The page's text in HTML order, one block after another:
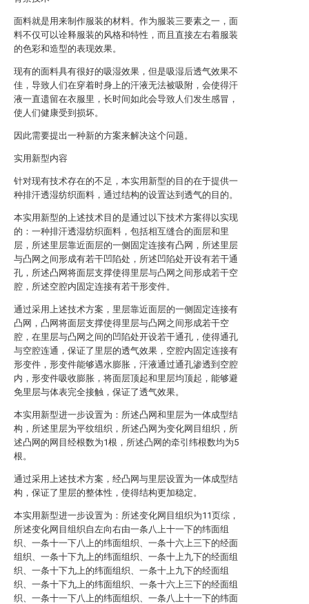
面料就是用来制作服装的材料。作为服装三要素之一，面
料不仅可以诠释服装的风格和特性，而且直接左右着服装
的色彩和造型的表现效果。
现有的面料具有很好的吸湿效果，但是吸湿后透气效果不
佳，导致人们在穿着时身上的汗液无法被吸附，会使得汗
液一直遗留在衣服里，长时间如此会导致人们发生感冒，
使人们健康受到损坏。
因此需要提出一种新的方案来解决这个问题。
实用新型内容
针对现有技术存在的不足，本实用新型的目的在于提供一
种排汗透湿纺织面料，通过结构的设置达到透气的目的。
本实用新型的上述技术目的是通过以下技术方案得以实现
的：一种排汗透湿纺织面料，包括相互缝合的面层和里
层，所述里层靠近面层的一侧固定连接有凸网，所述里层
与凸网之间形成有若干凹陷处，所述凹陷处开设有若干通
孔，所述凸网将面层支撑使得里层与凸网之间形成若干空
腔，所述空腔内固定连接有若干形变件。
通过采用上述技术方案，里层靠近面层的一侧固定连接有
凸网，凸网将面层支撑使得里层与凸网之间形成若干空
腔，在里层与凸网之间的凹陷处开设若干通孔，使得通孔
与空腔连通，保证了里层的透气效果，空腔内固定连接有
形变件，形变件能够遇水膨胀，汗液通过通孔渗透到空腔
内，形变件吸收膨胀，将面层顶起和里层均顶起，能够避
免里层与体表完全接触，保证了透气效果。
本实用新型进一步设置为：所述凸网和里层为一体成型结
构，所述里层为平纹组织，所述凸网为变化网目组织，所
述凸网的网目经根数为1根，所述凸网的牵引纬根数均为5
根。
通过采用上述技术方案，经凸网与里层设置为一体成型结
构，保证了里层的整体性，使得结构更加稳定。
本实用新型进一步设置为：所述变化网目组织为11页综，
所述变化网目组织自左向右由一条八上十一下的纬面组
织、一条十一下八上的纬面组织、一条十六上三下的经面
组织、一条十下九上的纬面组织、一条十上九下的经面组
织、一条十下九上的纬面组织、一条十上九下的经面组
织、一条十下九上的纬面组织、一条十六上三下的经面组
织、一条十一下八上的纬面组织、一条八上十一下的纬面